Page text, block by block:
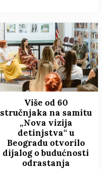
Više od 60
stručnjaka na samitu
„Nova vizija
detinjstva“ u
Beogradu otvorilo
dijalog o budućnosti
odrastanja